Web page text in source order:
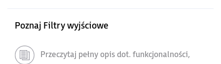
Poznaj Filtry wyjściowe
Przeczytaj pełny opis dot. funkcjonalności,